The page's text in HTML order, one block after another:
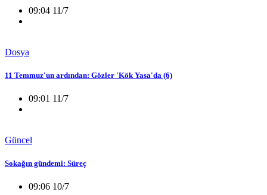
09:04 11/7
Dosya
11 Temmuz'un ardından: Gözler 'Kök Yasa'da (6)
09:01 11/7
Güncel
Sokağın gündemi: Süreç
09:06 10/7